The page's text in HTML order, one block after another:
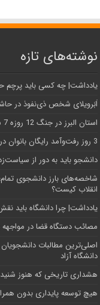
نوشته‌های تازه
یادداشت| ‌چه کسی باید پرچم
اَبَر‌ویلای شخص ذی‌نفوذ در
استان البرز در جنگ 12 روزه 7 شهید دانشجو تقدیم انقلاب کرد
3 روز رفت‌وآمد رایگان بانوان در خطوط اتوبوسرانی شهری کرج
دانشجو باید به دور از
شاخصه‌های بارز دانشجوی
انقلاب کیست؟
یادداشت| چرا دانشگاه باید
مصائب دستگاه قضا در
اصلی‌ترین مطالبات
دانشگاه آز‌اد
هشداری تاریخی که هنوز
هیچ توسعه پایداری بدون